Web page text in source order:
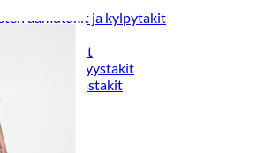
aamutakit ja kylpytakit
nahkatakit
kevät-ja syystakit
villakangastakit
talvitakit